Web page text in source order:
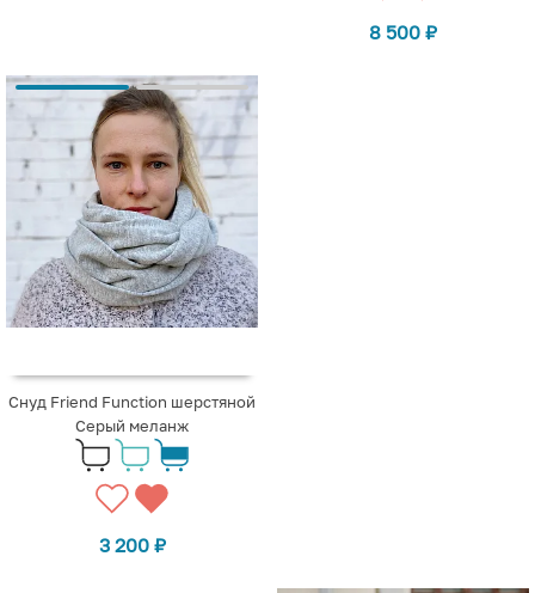
8 500 ₽
Снуд Friend Function шерстяной
Серый меланж
3 200 ₽